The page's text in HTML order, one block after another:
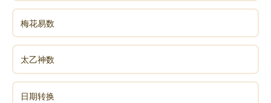
梅花易数
太乙神数
日期转换